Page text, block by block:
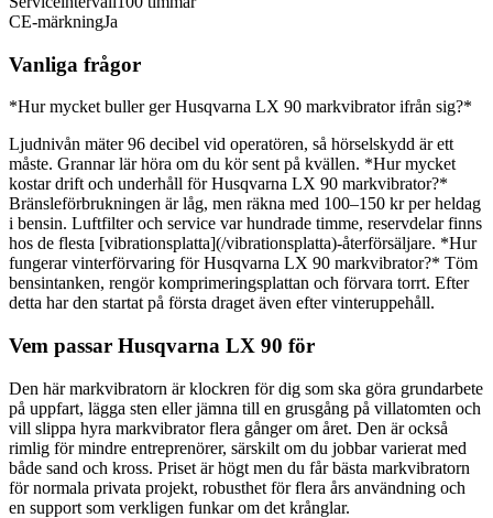
CE-märkningJa
Vanliga frågor
*Hur mycket buller ger Husqvarna LX 90 markvibrator ifrån sig?*
Ljudnivån mäter 96 decibel vid operatören, så hörselskydd är ett
måste. Grannar lär höra om du kör sent på kvällen. *Hur mycket
kostar drift och underhåll för Husqvarna LX 90 markvibrator?*
Bränsleförbrukningen är låg, men räkna med 100–150 kr per heldag
i bensin. Luftfilter och service var hundrade timme, reservdelar finns
hos de flesta [vibrationsplatta](/vibrationsplatta)-återförsäljare. *Hur
fungerar vinterförvaring för Husqvarna LX 90 markvibrator?* Töm
bensintanken, rengör komprimeringsplattan och förvara torrt. Efter
detta har den startat på första draget även efter vinteruppehåll.
Vem passar Husqvarna LX 90 för
Den här markvibratorn är klockren för dig som ska göra grundarbete
på uppfart, lägga sten eller jämna till en grusgång på villatomten och
vill slippa hyra markvibrator flera gånger om året. Den är också
rimlig för mindre entreprenörer, särskilt om du jobbar varierat med
både sand och kross. Priset är högt men du får bästa markvibratorn
för normala privata projekt, robusthet för flera års användning och
en support som verkligen funkar om det krånglar.